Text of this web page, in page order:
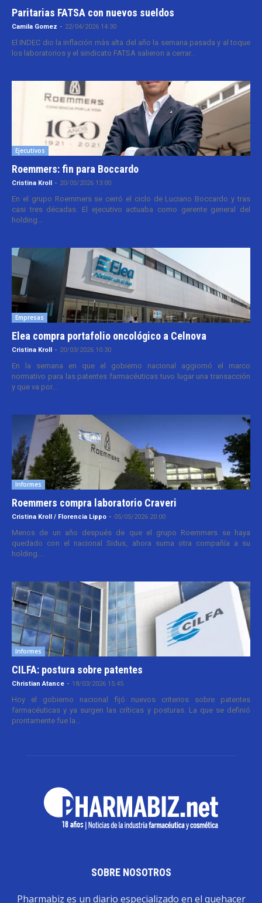
Paritarias FATSA con nuevos sueldos
Camila Gomez - 22/04/2026 14:30
El INDEC dio la inflación más alta del año la semana pasada y al toque
los laboratorios y el sindicato FATSA salieron a cerrar...
Ejecutivos
Roemmers: fin para Boccardo
Cristina Kroll - 20/05/2026 13:00
En el grupo Roemmers se cerró el ciclo de Luciano Boccardo y tras
casi tres décadas. El ejecutivo actuaba como gerente general del
holding...
Empresas
Elea compra portafolio oncológico a Celnova
Cristina Kroll - 20/03/2026 10:30
En la semana en que el gobierno nacional aggiornó el marco
normativo para las patentes farmacéuticas tuvo lugar una transacción
y que va por...
Informes
Roemmers compra laboratorio Craveri
Cristina Kroll / Florencia Lippo - 05/05/2026 20:00
Menos de un año después de que el grupo Roemmers se haya
quedado con el nacional Sidus, ahora suma otra compañía a su
holding....
Informes
CILFA: postura sobre patentes
Christian Atance - 18/03/2026 15:45
Hoy el gobierno nacional fijó nuevos criterios sobre patentes
farmacéuticas y ya surgen las críticas y posturas. La que se definió
prontamente fue la...
SOBRE NOSOTROS
Pharmabiz es un diario especializado en el quehacer